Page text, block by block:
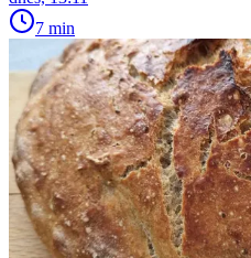
7 min